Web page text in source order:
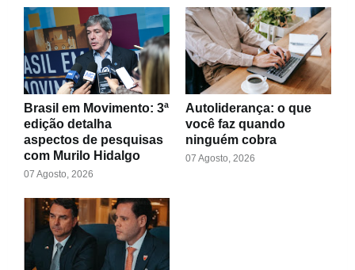
Brasil em Movimento: 3ª
edição detalha
aspectos de pesquisas
com Murilo Hidalgo
07 Agosto, 2026
Autoliderança: o que
você faz quando
ninguém cobra
07 Agosto, 2026